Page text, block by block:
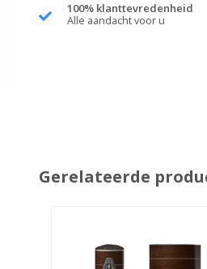
100% klanttevredenheid
Alle aandacht voor u
Gerelateerde